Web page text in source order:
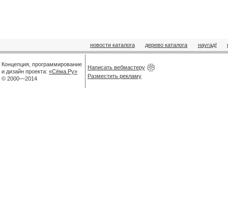
новости каталога дерево каталога наугад!
Концепция, программирование
и дизайн проекта: «Сёма.Ру»
© 2000—2014
Написать вебмастеру
Разместить рекламу